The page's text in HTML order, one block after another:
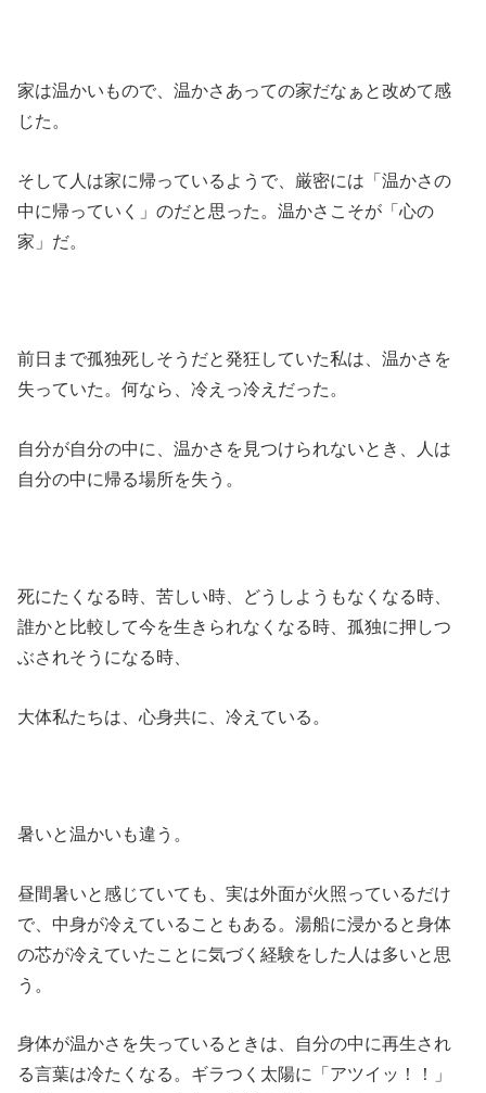
家は温かいもので、温かさあっての家だなぁと改めて感
じた。
そして人は家に帰っているようで、厳密には「温かさの
中に帰っていく」のだと思った。温かさこそが「心の
家」だ。
前日まで孤独死しそうだと発狂していた私は、温かさを
失っていた。何なら、冷えっ冷えだった。
自分が自分の中に、温かさを見つけられないとき、人は
自分の中に帰る場所を失う。
死にたくなる時、苦しい時、どうしようもなくなる時、
誰かと比較して今を生きられなくなる時、孤独に押しつ
ぶされそうになる時、
大体私たちは、心身共に、冷えている。
暑いと温かいも違う。
昼間暑いと感じていても、実は外面が火照っているだけ
で、中身が冷えていることもある。湯船に浸かると身体
の芯が冷えていたことに気づく経験をした人は多いと思
う。
身体が温かさを失っているときは、自分の中に再生され
る言葉は冷たくなる。ギラつく太陽に「アツイッ！！」